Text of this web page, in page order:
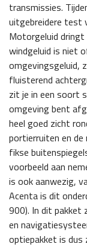
transmissies.
uitgebreidere test
Motorgeluid dringt
windgeluid is niet
omgevingsgeluid,
fluisterend
zit je in een soort
omgeving bent
heel goed zicht
portierruiten en de
fikse
voorbeeld aan
is ook aanwezig,
Acenta is dit
900). In dit pakket
en
optiepakket is dus